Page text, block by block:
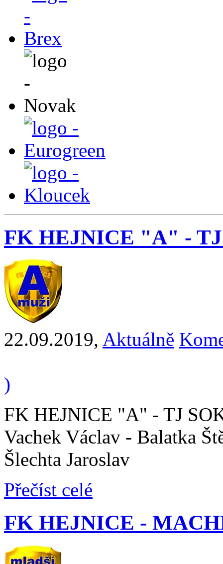
FK HEJNICE "A" -
22.09.2019, Aktuálně
)
FK HEJNICE "A" - TJ
Vachek Václav - Balatka
Šlechta Jaroslav
Přečíst celé
FK HEJNICE -